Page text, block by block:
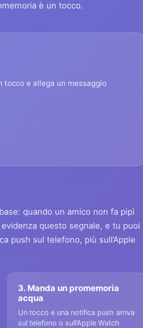
è un tocco.
tocco e allega un messaggio
quando un amico non fa pipì
questo segnale, e tu puoi
push sul telefono, più sull’Apple
3. Manda un promemoria
acqua
Un tocco e una notifica push arriva
sul telefono o sull’Apple Watch